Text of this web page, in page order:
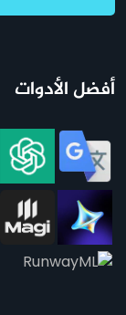
أفضل الأدوات